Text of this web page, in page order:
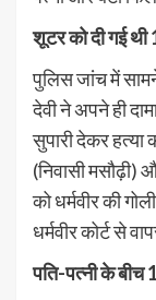
शूटर को दी गई थी
पुलिस जांच में
देवी ने अपने ही
सुपारी देकर हत्या
(निवासी मसौढ़ी)
को धर्मवीर की
धर्मवीर कोर्ट से
पति-पत्नी के बीच